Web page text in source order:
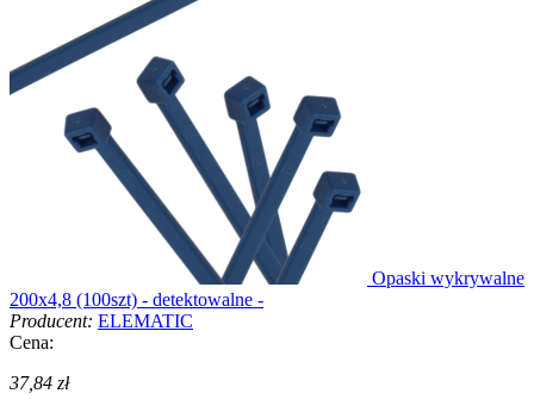
Opaski wykrywalne
200x4,8 (100szt) - detektowalne -
Producent: ELEMATIC
Cena:
37,84 zł